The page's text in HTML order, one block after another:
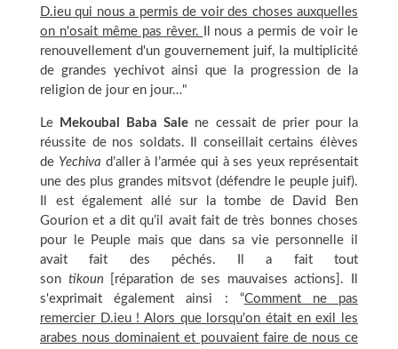
D.ieu qui nous a permis de voir des choses auxquelles
on n'osait même pas rêver.
Il nous a permis de voir le
renouvellement d'un gouvernement juif, la multiplicité
de grandes yechivot ainsi que la progression de la
religion de jour en jour…"
Le Mekoubal Baba Sale ne cessait de prier pour la
réussite de nos soldats. Il conseillait certains élèves
de Yechiva d’aller à l’armée qui à ses yeux représentait
une des plus grandes mitsvot (défendre le peuple juif).
Il est également allé sur la tombe de David Ben
Gourion et a dit qu’il avait fait de très bonnes choses
pour le Peuple mais que dans sa vie personnelle il
avait fait des péchés. Il a fait tout
son tikoun
[réparation de ses mauvaises actions]. Il
s'exprimait également ainsi : “Comment ne pas
remercier D.ieu ! Alors que lorsqu'on était en exil les
arabes nous dominaient et pouvaient faire de nous ce